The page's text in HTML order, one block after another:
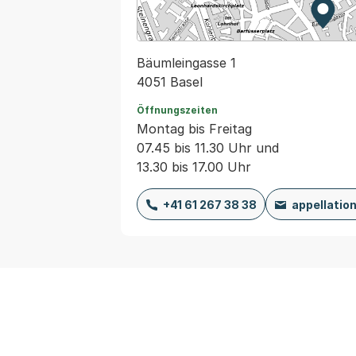
Zur
Bäumleingasse 1
4051 Basel
Öffnungszeiten
Montag bis Freitag
07.45 bis 11.30 Uhr und
13.30 bis 17.00 Uhr
+41 61 267 38 38